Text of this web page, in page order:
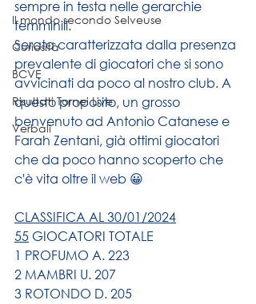
Il mondo secondo Selveuse
Curiosità
BCVE
Risultati Tornei Live
Verbali
sempre in testa nelle gerarchie
femminili.
Serata caratterizzata dalla presenza
prevalente di giocatori che si sono
avvicinati da poco al nostro club. A
questo proposito, un grosso
benvenuto ad Antonio Catanese e
Farah Zentani, già ottimi giocatori
che da poco hanno scoperto che
c'è vita oltre il web 😀
CLASSIFICA AL 30/01/2024
55 GIOCATORI TOTALE
1 PROFUMO A. 223
2 MAMBRI U. 207
3 ROTONDO D. 205